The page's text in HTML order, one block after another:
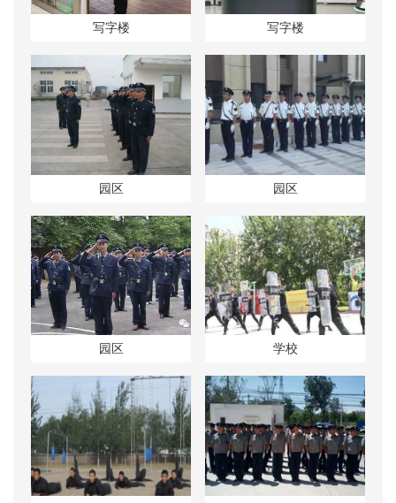
写字楼 写字楼
园区 园区
园区 学校